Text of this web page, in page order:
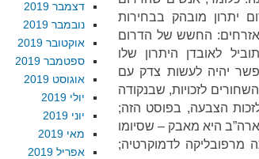
יתרון מובהק בבחירות
החשש של הדרום
לאובדן היתרון שלו
יהיה לעשות צדק עם
לזכויות, שבנקודה
הצבעה, בפוסט הזה;
היא מאבק – שסיומו
מרפובליקה לדמוקרטיה;
דצמבר 2019
נובמבר 2019
אוקטובר 2019
ספטמבר 2019
אוגוסט 2019
יולי 2019
יוני 2019
מאי 2019
אפריל 2019